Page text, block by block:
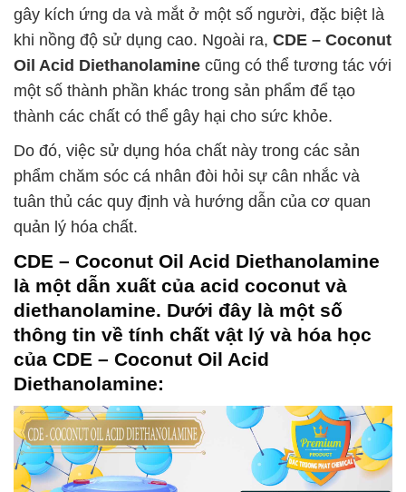
gây kích ứng da và mắt ở một số người, đặc biệt là
khi nồng độ sử dụng cao. Ngoài ra, CDE – Coconut
Oil Acid Diethanolamine cũng có thể tương tác với
một số thành phần khác trong sản phẩm để tạo
thành các chất có thể gây hại cho sức khỏe.
Do đó, việc sử dụng hóa chất này trong các sản
phẩm chăm sóc cá nhân đòi hỏi sự cân nhắc và
tuân thủ các quy định và hướng dẫn của cơ quan
quản lý hóa chất.
CDE – Coconut Oil Acid Diethanolamine
là một dẫn xuất của acid coconut và
diethanolamine. Dưới đây là một số
thông tin về tính chất vật lý và hóa học
của CDE – Coconut Oil Acid
Diethanolamine: